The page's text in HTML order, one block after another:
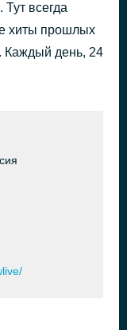
всегда
хиты прошлых
Каждый день, 24